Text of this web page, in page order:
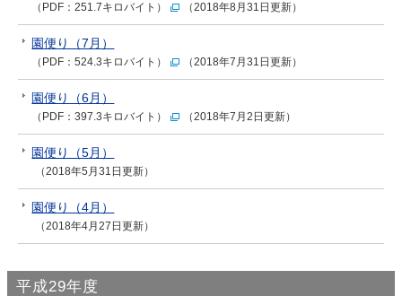
（PDF：251.7キロバイト） （2018年8月31日更新）
園便り（7月）
（PDF：524.3キロバイト） （2018年7月31日更新）
園便り（6月）
（PDF：397.3キロバイト） （2018年7月2日更新）
園便り（5月）
（2018年5月31日更新）
園便り（4月）
（2018年4月27日更新）
平成29年度